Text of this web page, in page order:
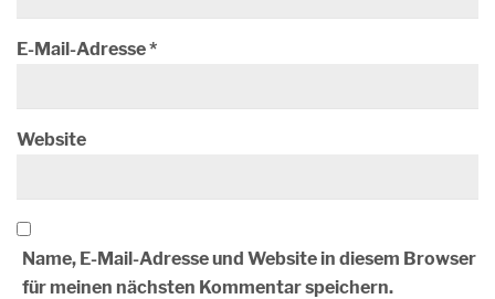
E-Mail-Adresse*
Website
Name, E-Mail-Adresse und Website in diesem Browser
für meinen nächsten Kommentar speichern.